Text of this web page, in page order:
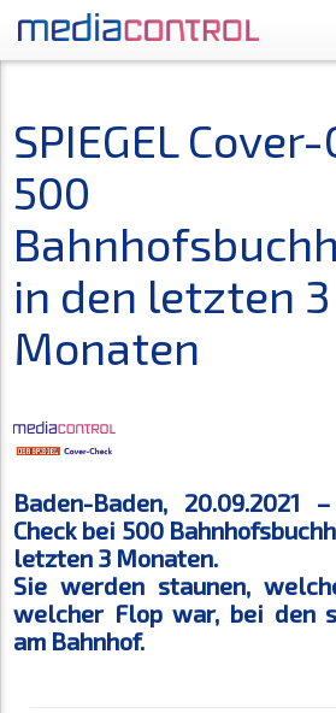
SPIEGEL
500
in den letzten 3
Monaten
Baden-Baden, 20.09.2021
Check bei 500
letzten 3 Monaten.
Sie werden staunen,
welcher Flop war, bei den
am Bahnhof.